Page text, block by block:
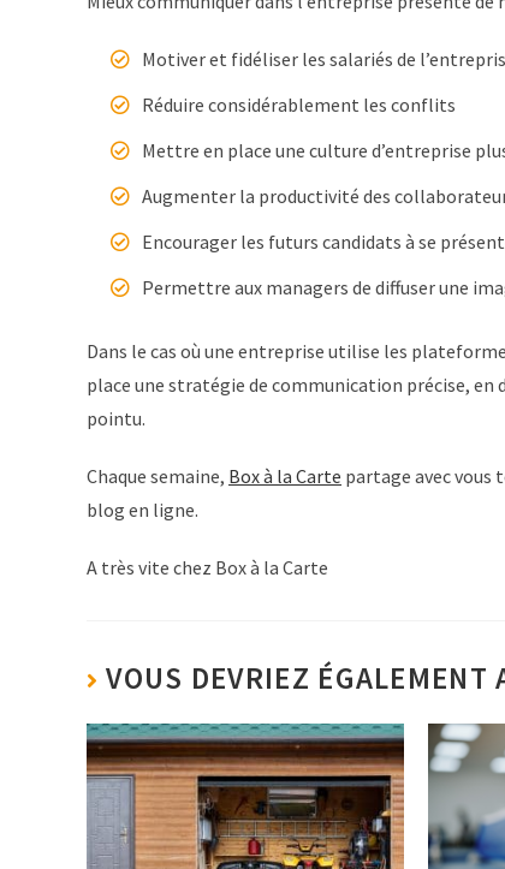
Motiver et fidéliser les salariés de
Réduire considérablement les conflits
Mettre en place une culture d’entreprise
Augmenter la productivité des
Encourager les futurs candidats à se
Permettre aux managers de diffuser une
Dans le cas où une entreprise utilise les
place une stratégie de communication précise,
pointu.
Chaque semaine, Box à la Carte partage avec vous
blog en ligne.
A très vite chez Box à la Carte
VOUS DEVRIEZ ÉGALEMENT